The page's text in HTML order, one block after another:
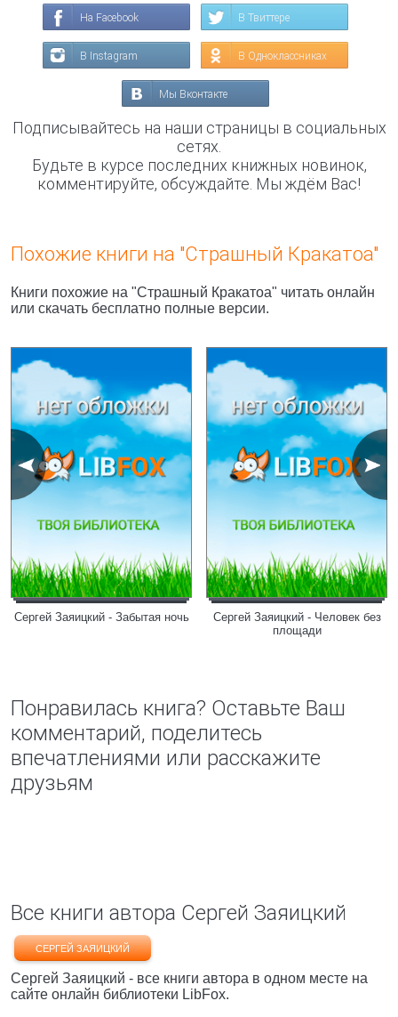
На Facebook В Твиттере
В Instagram В Одноклассниках
Мы Вконтакте
Подписывайтесь на наши страницы в социальных
сетях.
Будьте в курсе последних книжных новинок,
комментируйте, обсуждайте. Мы ждём Вас!
Похожие книги на "Страшный Кракатоа"
Книги похожие на "Страшный Кракатоа" читать онлайн
или скачать бесплатно полные версии.
Сергей Заяицкий - Забытая ночь
Сергей Заяицкий - Человек без
площади
Понравилась книга? Оставьте Ваш
комментарий, поделитесь
впечатлениями или расскажите
друзьям
Все книги автора Сергей Заяицкий
СЕРГЕЙ ЗАЯИЦКИЙ
Сергей Заяицкий - все книги автора в одном месте на
сайте онлайн библиотеки LibFox.